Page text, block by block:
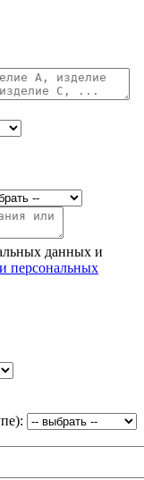
данных и
персональных